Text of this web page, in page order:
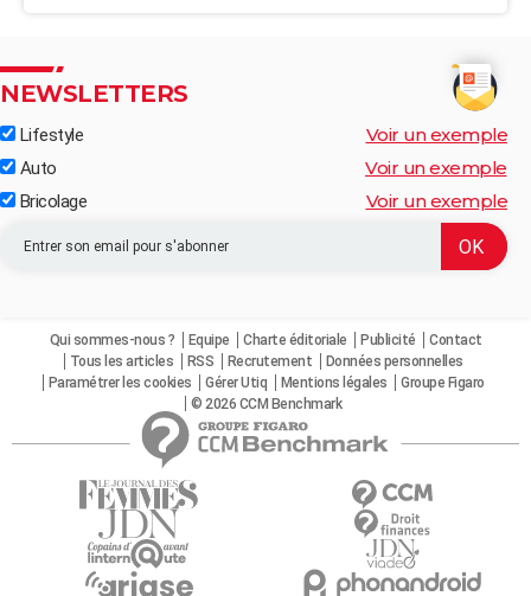
NEWSLETTERS
Lifestyle Voir un exemple
Auto Voir un exemple
Bricolage Voir un exemple
Qui sommes-nous ? Equipe Charte éditoriale Publicité
Contact
Tous les articles
RSS Recrutement
Données personnelles
Paramétrer les cookies
Gérer Utiq Mentions légales
Groupe Figaro
© 2026 CCM Benchmark